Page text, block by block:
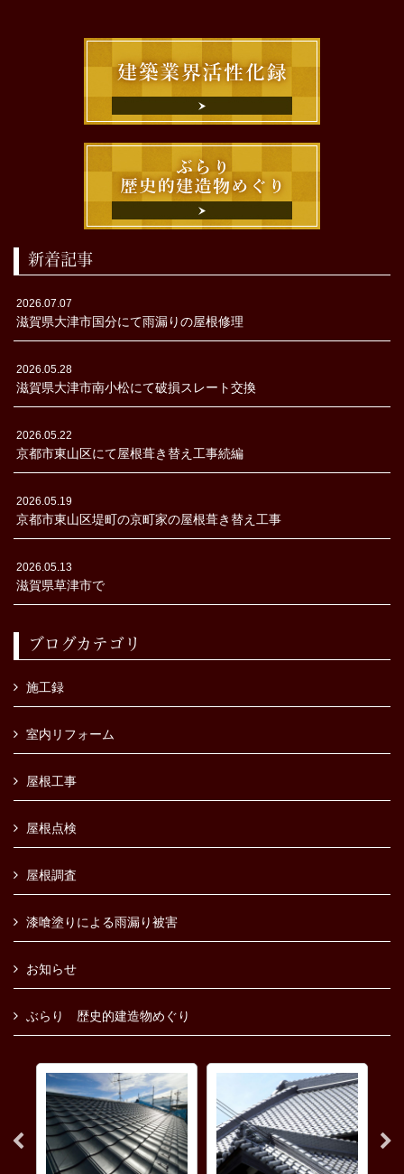
新着記事
2026.07.07
滋賀県大津市国分にて雨漏りの屋根修理
2026.05.28
滋賀県大津市南小松にて破損スレート交換
2026.05.22
京都市東山区にて屋根葺き替え工事続編
2026.05.19
京都市東山区堤町の京町家の屋根葺き替え工事
2026.05.13
滋賀県草津市で
ブログカテゴリ
施工録
室内リフォーム
屋根工事
屋根点検
屋根調査
漆喰塗りによる雨漏り被害
お知らせ
ぶらり 歴史的建造物めぐり